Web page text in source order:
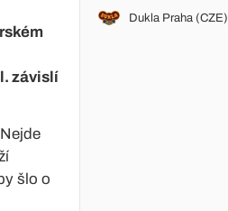
závislí
šlo o
Dukla Praha (CZE)